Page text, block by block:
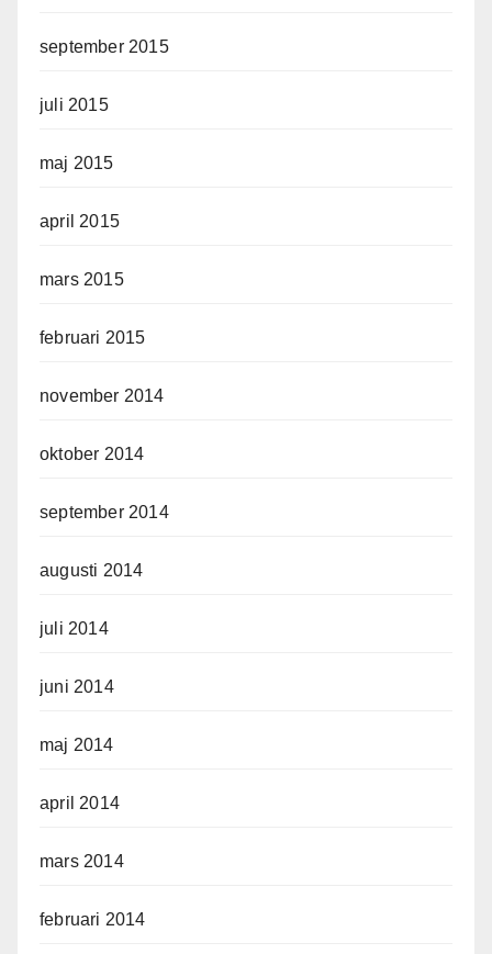
september 2015
juli 2015
maj 2015
april 2015
mars 2015
februari 2015
november 2014
oktober 2014
september 2014
augusti 2014
juli 2014
juni 2014
maj 2014
april 2014
mars 2014
februari 2014